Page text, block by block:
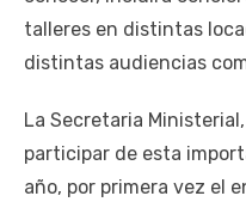
talleres en distintas
distintas audiencias
La Secretaria
participar de esta
año, por primera vez el